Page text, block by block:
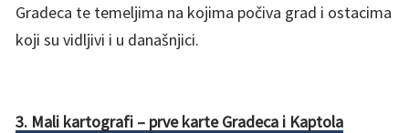
Gradeca te temeljima na kojima počiva grad i ostacima
koji su vidljivi i u današnjici.
3. Mali kartografi – prve karte Gradeca i Kaptola